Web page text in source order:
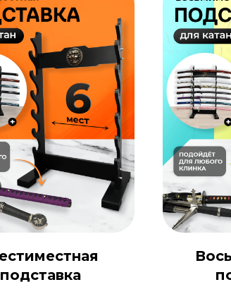
подставка